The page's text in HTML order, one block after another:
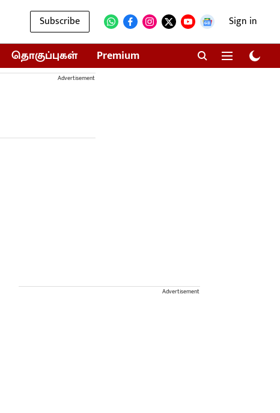
Subscribe Sign in
தொகுப்புகள் Premium
Advertisement
Advertisement